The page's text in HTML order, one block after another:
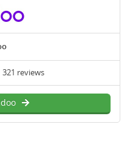
321 reviews